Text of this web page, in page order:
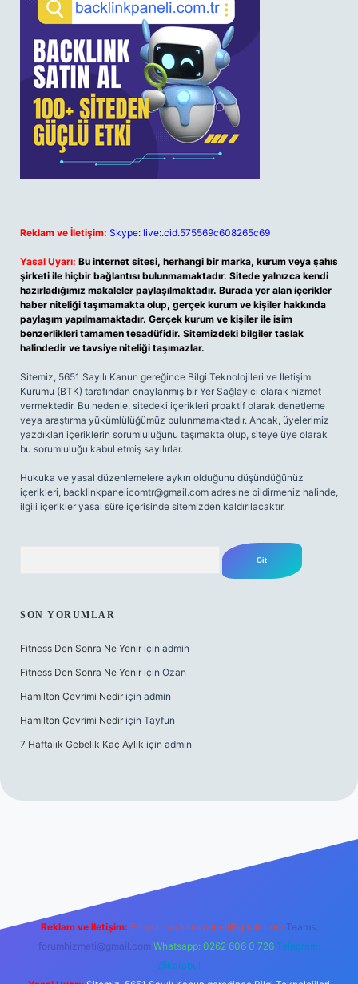
Reklam ve İletişim: Skype: live:.cid.575569c608265c69
Yasal Uyarı: Bu internet sitesi, herhangi bir marka, kurum veya şahıs
şirketi ile hiçbir bağlantısı bulunmamaktadır. Sitede yalnızca kendi
hazırladığımız makaleler paylaşılmaktadır. Burada yer alan içerikler
haber niteliği taşımamakta olup, gerçek kurum ve kişiler hakkında
paylaşım yapılmamaktadır. Gerçek kurum ve kişiler ile isim
benzerlikleri tamamen tesadüfidir. Sitemizdeki bilgiler taslak
halindedir ve tavsiye niteliği taşımazlar.
Sitemiz, 5651 Sayılı Kanun gereğince Bilgi Teknolojileri ve İletişim
Kurumu (BTK) tarafından onaylanmış bir Yer Sağlayıcı olarak hizmet
vermektedir. Bu nedenle, sitedeki içerikleri proaktif olarak denetleme
veya araştırma yükümlülüğümüz bulunmamaktadır. Ancak, üyelerimiz
yazdıkları içeriklerin sorumluluğunu taşımakta olup, siteye üye olarak
bu sorumluluğu kabul etmiş sayılırlar.
Hukuka ve yasal düzenlemelere aykırı olduğunu düşündüğünüz
içerikleri, backlinkpanelicomtr@gmail.com adresine bildirmeniz halinde,
ilgili içerikler yasal süre içerisinde sitemizden kaldırılacaktır.
SON YORUMLAR
Fitness Den Sonra Ne Yenir için admin
Fitness Den Sonra Ne Yenir için Ozan
Hamilton Çevrimi Nedir için admin
Hamilton Çevrimi Nedir için Tayfun
7 Haftalık Gebelik Kaç Aylık için admin
Reklam ve İletişim: E-mail: backlinkpaneli@gmail.com Teams:
forumhizmeti@gmail.com Whatsapp: 0262 606 0 726 Telegram:
@karabul